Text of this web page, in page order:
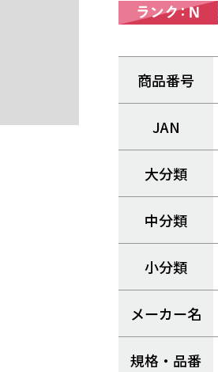
商品番号
JAN
大分類
中分類
小分類
メーカー名
規格・品番